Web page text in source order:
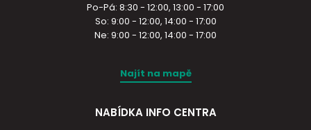
Po-Pá: 8:30 - 12:00, 13:00 - 17:00
So: 9:00 - 12:00, 14:00 - 17:00
Ne: 9:00 - 12:00, 14:00 - 17:00
Najít na mapě
NABÍDKA INFO CENTRA